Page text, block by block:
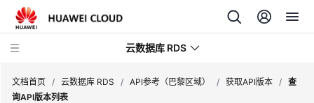
云数据库 RDS
文档首页 / 云数据库 RDS / API参考（巴黎区域） / 获取API版本 / 查
询API版本列表